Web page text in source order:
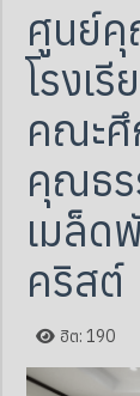
ศูนย์คุ
โรงเ
คณะศึ
คุณธร
เมล็ด
คริสต์
ฮิต: 190